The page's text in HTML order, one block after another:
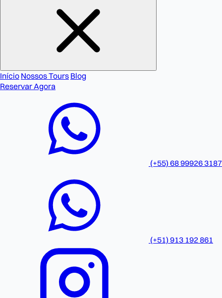
Início Nossos Tours Blog
Reservar Agora
(+55) 68 99926 3187
(+51) 913 192 861